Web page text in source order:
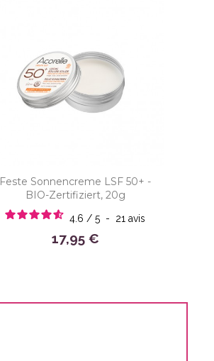
Feste Sonnencreme LSF 50+ -
BIO-Zertifiziert, 20g
4.6 / 5 - 21avis
17,95 €